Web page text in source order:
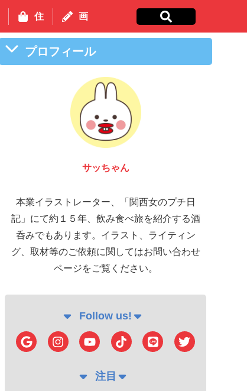
住 画
プロフィール
サッちゃん
本業イラストレーター、「関西女のプチ日
記」にて約１５年、飲み食べ旅を紹介する酒
呑みでもあります。イラスト、ライティン
グ、取材等のご依頼に関してはお問い合わせ
ページをご覧ください。
Follow us!
注目